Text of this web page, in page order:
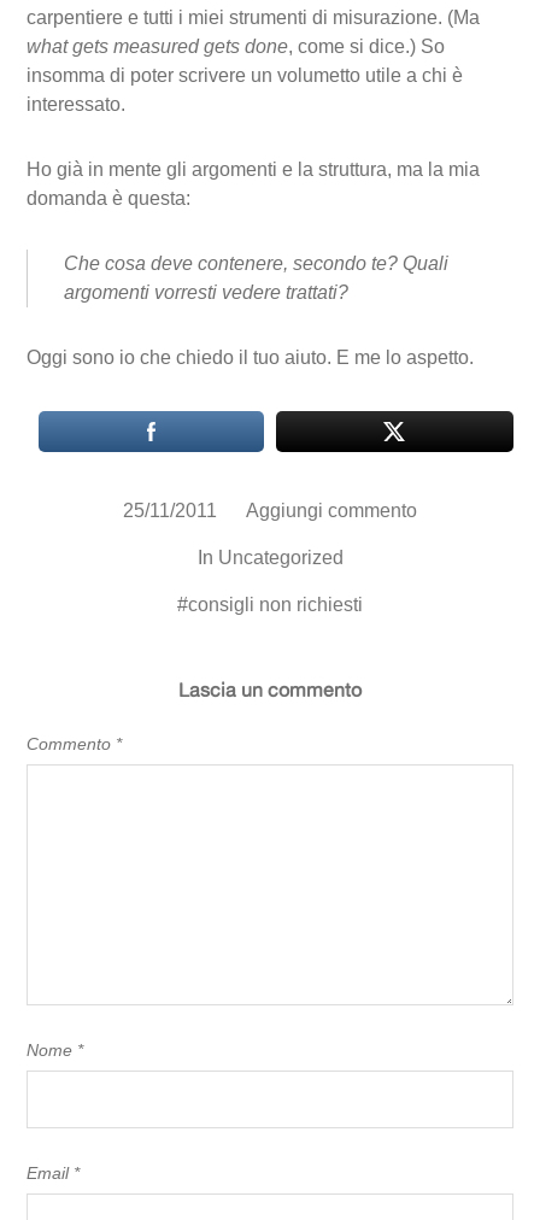
carpentiere e tutti i miei strumenti di misurazione. (Ma
what gets measured gets done, come si dice.) So
insomma di poter scrivere un volumetto utile a chi è
interessato.
Ho già in mente gli argomenti e la struttura, ma la mia
domanda è questa:
Che cosa deve contenere, secondo te? Quali
argomenti vorresti vedere trattati?
Oggi sono io che chiedo il tuo aiuto. E me lo aspetto.
25/11/2011 Aggiungi commento
In Uncategorized
#consigli non richiesti
Lascia un commento
Commento *
Nome *
Email *